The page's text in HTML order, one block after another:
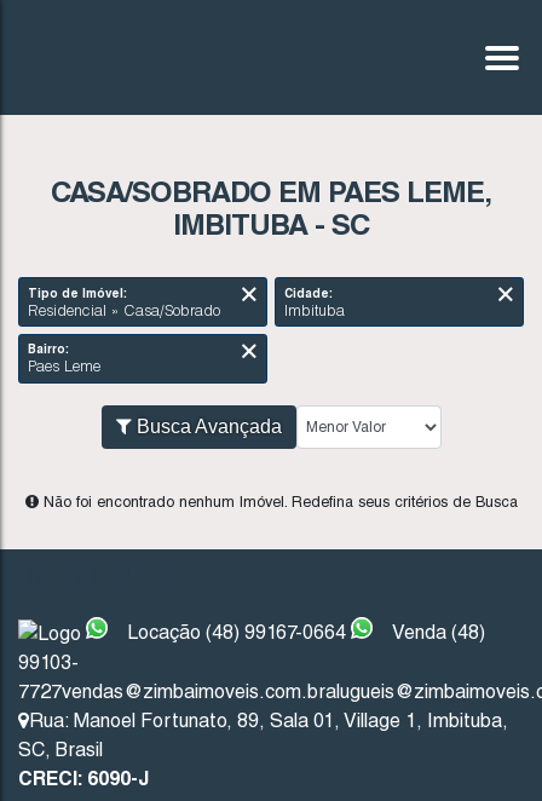
CASA/SOBRADO EM PAES LEME,
IMBITUBA - SC
Tipo de Imóvel:
Residencial » Casa/Sobrado
Cidade:
Bairro:
Paes Leme
Busca Avançada
Não foi encontrado nenhum Imóvel. Redefina seus
Locação (48) 99167-0664
Venda (48)
99103-
7727vendas@zimbaimoveis.com.br
Rua: Manoel Fortunato, 89, Sala 01 , Village 1 , Imbituba,
SC, Brasil
CRECI: 6090-J